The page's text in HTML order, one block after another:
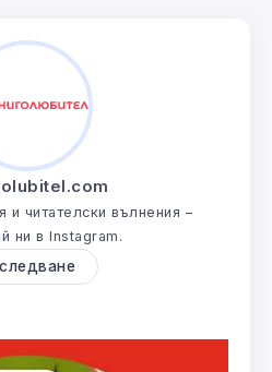
и читателски вълнения –
ни в Instagram.